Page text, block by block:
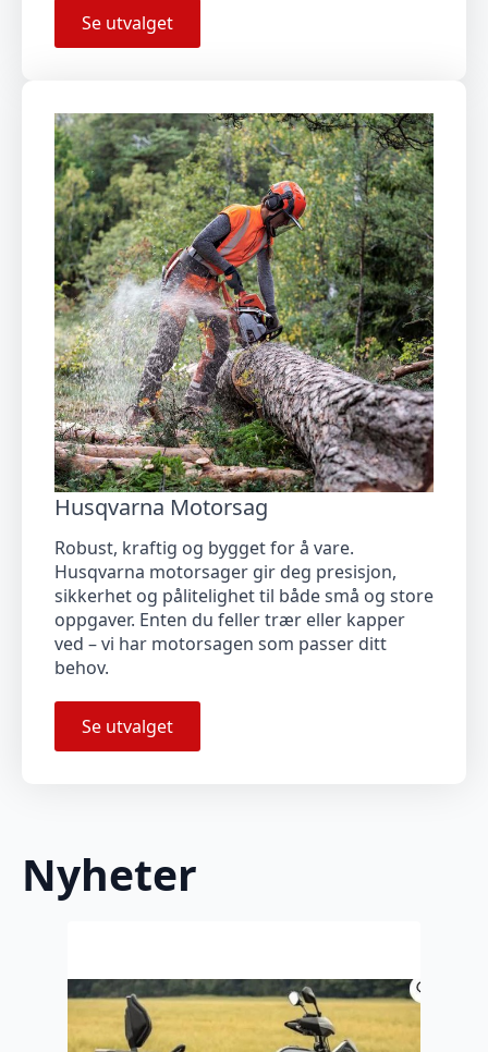
Se utvalget
Husqvarna Motorsag
Robust, kraftig og bygget for å vare.
Husqvarna motorsager gir deg presisjon,
sikkerhet og pålitelighet til både små og store
oppgaver. Enten du feller trær eller kapper
ved – vi har motorsagen som passer ditt
behov.
Se utvalget
Nyheter